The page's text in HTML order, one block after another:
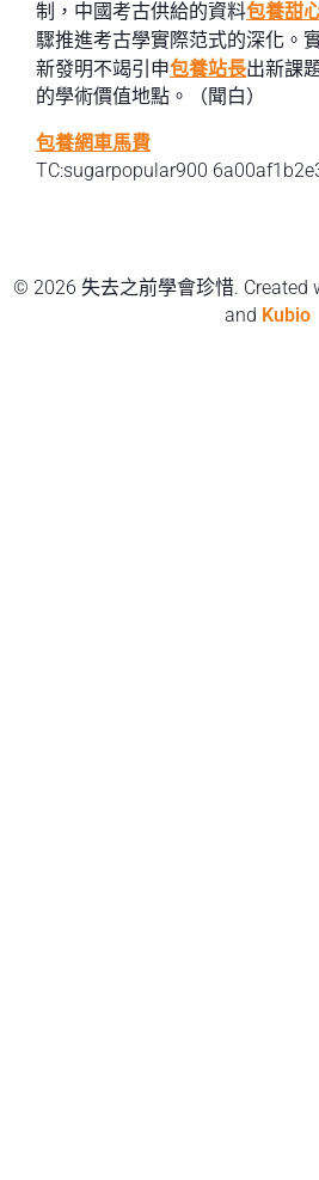
制，中國考古供給的資料包養甜
驟推進考古學實際范式的深化。
新發明不竭引申包養站長出新課
的學術價值地點。（聞白）
包養網車馬費
TC:sugarpopular900
© 2026 失去之前學會珍惜. Created
and Kubio